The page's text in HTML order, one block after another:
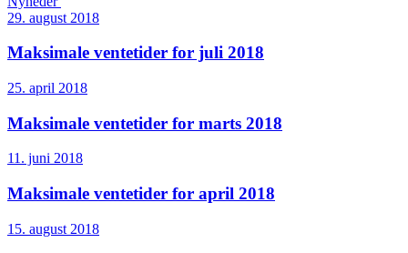
29. august 2018
Maksimale ventetider for juli 2018
25. april 2018
Maksimale ventetider for marts 2018
11. juni 2018
Maksimale ventetider for april 2018
15. august 2018